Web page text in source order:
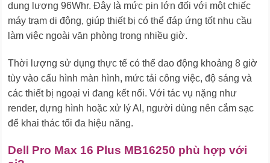
dung lượng 96Whr. Đây là mức pin lớn đối với một chiếc
máy trạm di động, giúp thiết bị có thể đáp ứng tốt nhu cầu
làm việc ngoài văn phòng trong nhiều giờ.
Thời lượng sử dụng thực tế có thể dao động khoảng 8 giờ
tùy vào cấu hình màn hình, mức tải công việc, độ sáng và
các thiết bị ngoại vi đang kết nối. Với tác vụ nặng như
render, dựng hình hoặc xử lý AI, người dùng nên cắm sạc
để khai thác tối đa hiệu năng.
Dell Pro Max 16 Plus MB16250 phù hợp với